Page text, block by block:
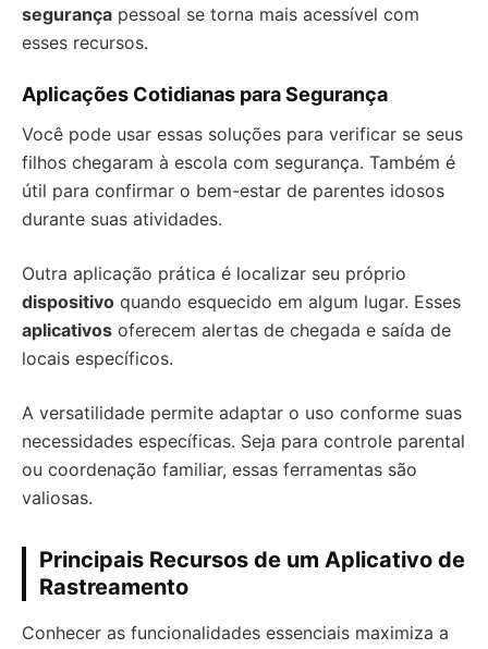
segurança pessoal se torna mais acessível com
esses recursos.
Aplicações Cotidianas para Segurança
Você pode usar essas soluções para verificar se seus
filhos chegaram à escola com segurança. Também é
útil para confirmar o bem-estar de parentes idosos
durante suas atividades.
Outra aplicação prática é localizar seu próprio
dispositivo quando esquecido em algum lugar. Esses
aplicativos oferecem alertas de chegada e saída de
locais específicos.
A versatilidade permite adaptar o uso conforme suas
necessidades específicas. Seja para controle parental
ou coordenação familiar, essas ferramentas são
valiosas.
Principais Recursos de um Aplicativo de
Rastreamento
Conhecer as funcionalidades essenciais maximiza a